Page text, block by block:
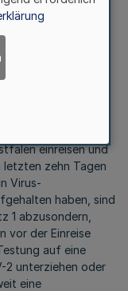
einreisen und
letzten zehn Tagen
Virus-
haben, sind
1 abzusondern,
vor der Einreise
auf eine
2 unterziehen oder
eine